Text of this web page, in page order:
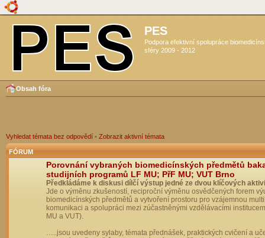
PES
Podpora efektivní spolupráce
sféry 2009 - 2012
Obsah fóra
Vyhledat témata bez odpovědí • Zobrazit aktivní témata
FÓRUM
Porovnání vybraných biomedicínských předmětů
studijních programů LF MU; PřF MU; VUT Brno
Předkládáme k diskusi dílčí výstup jedné ze dvou klíčových
Jde o výměnu zkušeností, reciproční výměnu osvědčených forem
biomedicínských předmětů a vytvoření prostoru pro vzájemnou
komunikaci a spolupráci mezi zúčastněnými vzdělávacími
MU a VUT).
…..jsou uvedeny sylaby, témata přednášek, praktických cvičení a